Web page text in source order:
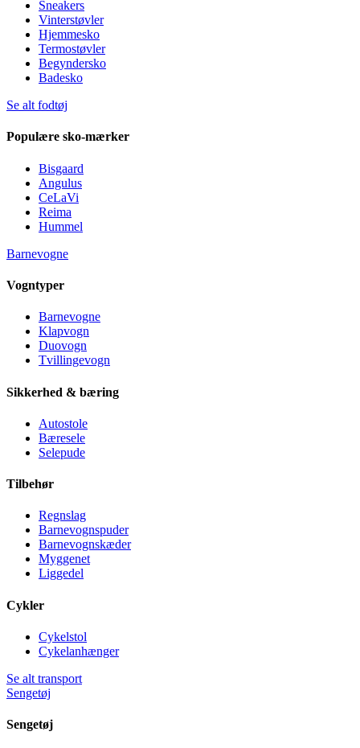
Sneakers
Vinterstøvler
Hjemmesko
Termostøvler
Begyndersko
Badesko
Se alt fodtøj
Populære sko-mærker
Bisgaard
Angulus
CeLaVi
Reima
Hummel
Barnevogne
Vogntyper
Barnevogne
Klapvogn
Duovogn
Tvillingevogn
Sikkerhed & bæring
Autostole
Bæresele
Selepude
Tilbehør
Regnslag
Barnevognspuder
Barnevognskæder
Myggenet
Liggedel
Cykler
Cykelstol
Cykelanhænger
Se alt transport
Sengetøj
Sengetøj